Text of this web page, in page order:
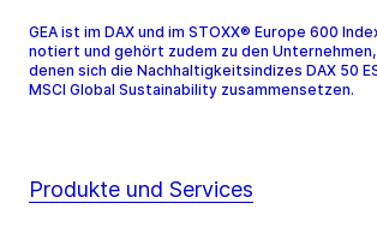
GEA ist im DAX und im STOXX® Europe 600
notiert und gehört zudem zu den Unternehmen,
denen sich die Nachhaltigkeitsindizes DAX 50
MSCI Global Sustainability zusammensetzen.
Produkte und Services